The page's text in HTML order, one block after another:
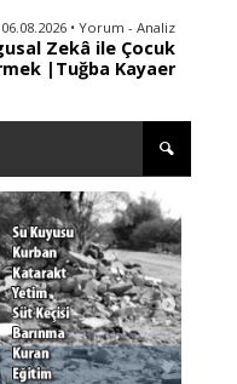
06.08.2026 • Yorum - Analiz
Zekâ ile Çocuk
|Tuğba Kayaer